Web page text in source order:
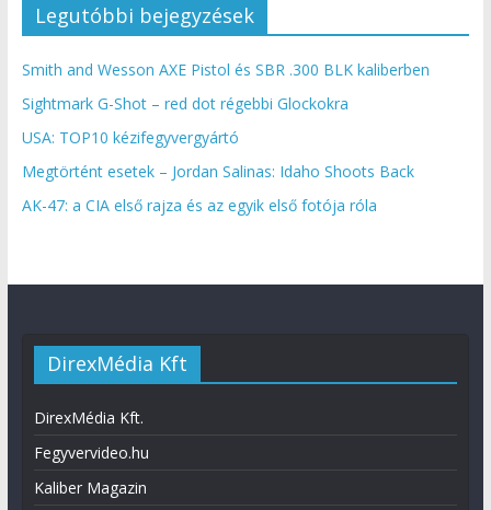
Legutóbbi bejegyzések
Smith and Wesson AXE Pistol és SBR .300 BLK kaliberben
Sightmark G-Shot – red dot régebbi Glockokra
USA: TOP10 kézifegyvergyártó
Megtörtént esetek – Jordan Salinas: Idaho Shoots Back
AK-47: a CIA első rajza és az egyik első fotója róla
DirexMédia Kft
DirexMédia Kft.
Fegyvervideo.hu
Kaliber Magazin